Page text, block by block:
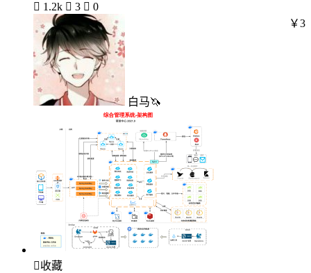
 1.2k  3  0
白马🦄
￥3
收藏